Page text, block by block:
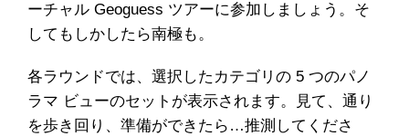
ーチャル Geoguess ツアーに参加しましょう。そ
してもしかしたら南極も。
各ラウンドでは、選択したカテゴリの 5 つのパノ
ラマ ビューのセットが表示されます。見て、通り
を歩き回り、準備ができたら…推測してくださ